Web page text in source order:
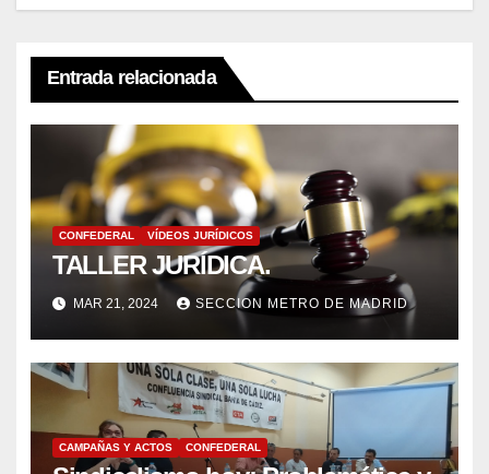
Entrada relacionada
CONFEDERAL VÍDEOS JURÍDICOS
TALLER JURÍDICA.
MAR 21, 2024 SECCION METRO DE MADRID
CAMPAÑAS Y ACTOS CONFEDERAL